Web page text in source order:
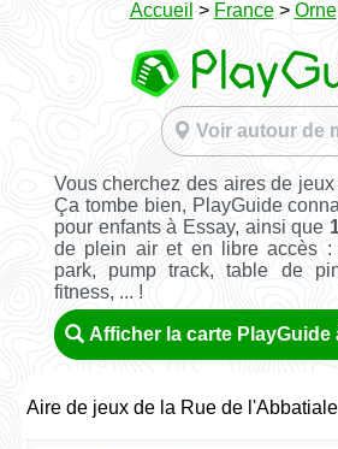
Accueil > France> Orne
Voir autour de
Vous cherchez des aires de
Ça tombe bien, PlayGuide
pour enfants à Essay, ainsi que
de plein air et en libre accès :
park, pump track, table de
fitness, ... !
Afficher la carte PlayGuide
Aire de jeux de la Rue de l'Abbatiale